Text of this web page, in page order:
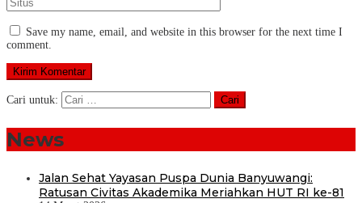
Save my name, email, and website in this browser for the next time I
comment.
Cari untuk:
News
Jalan Sehat Yayasan Puspa Dunia Banyuwangi:
Ratusan Civitas Akademika Meriahkan HUT RI ke-81